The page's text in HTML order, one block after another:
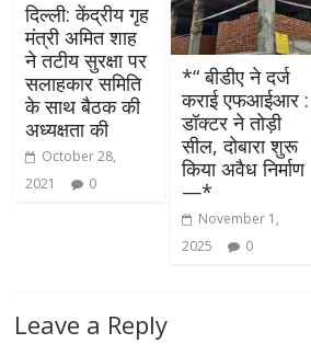
दिल्ली: केंद्रीय गृह
मंत्री अमित शाह
ने तटीय सुरक्षा पर
सलाहकार समिति
के साथ बैठक की
अध्यक्षता की
October 28,
2021
0
*“ बीडीए ने दर्ज
कराई एफआईआर :
डॉक्टर ने तोड़ी
सील, दोबारा शुरू
किया अवैध निर्माण
—*
November 1,
2025
0
Leave a Reply